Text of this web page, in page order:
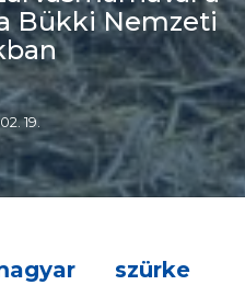
Bükki Nemzeti
19.
szürke